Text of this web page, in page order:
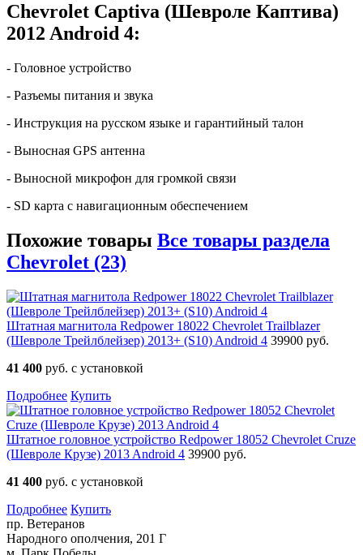
Chevrolet Captiva (Шевроле Каптива)
2012 Android 4:
- Головное устройство
- Разъемы питания и звука
- Инструкция на русском языке и гарантийный талон
- Выносная GPS антенна
- Выносной микрофон для громкой связи
- SD карта с навигационным обеспечением
Похожие товары Все товары раздела
Chevrolet (23)
Штатная магнитола Redpower 18022 Chevrolet Trailblazer
(Шевроле Трейлблейзер) 2013+ (S10) Android 4 39900 руб.
41 400 руб. с установкой
Подробнее Купить
Штатное головное устройство Redpower 18052 Chevrolet Cruze
(Шевроле Крузе) 2013 Android 4 39900 руб.
41 400 руб. с установкой
Подробнее Купить
пр. Ветеранов
Народного ополчения, 201 Г